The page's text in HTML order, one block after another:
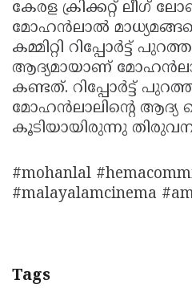
കേരള ക്രിക്കറ്റ് ലീഗ്
മോഹന്‍ലാല്‍
കമ്മിറ്റി റിപ്പോര്‍ട്ട്
ആദ്യമായാണ്
കണ്ടത്. റിപ്പോര്‍ട്ട്
മോഹന്‍ലാലിന്റെ ആദ്യ
കൂടിയായിരുന്നു
#mohanlal
#malayalamcinema
Tags